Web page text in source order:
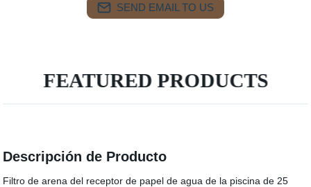
SEND EMAIL TO US
FEATURED PRODUCTS
Descripción de Producto
Filtro de arena del receptor de papel de agua de la piscina de 25